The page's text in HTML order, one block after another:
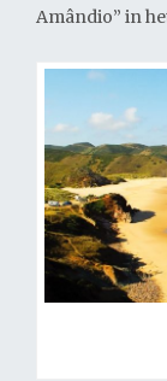
Amândio” in